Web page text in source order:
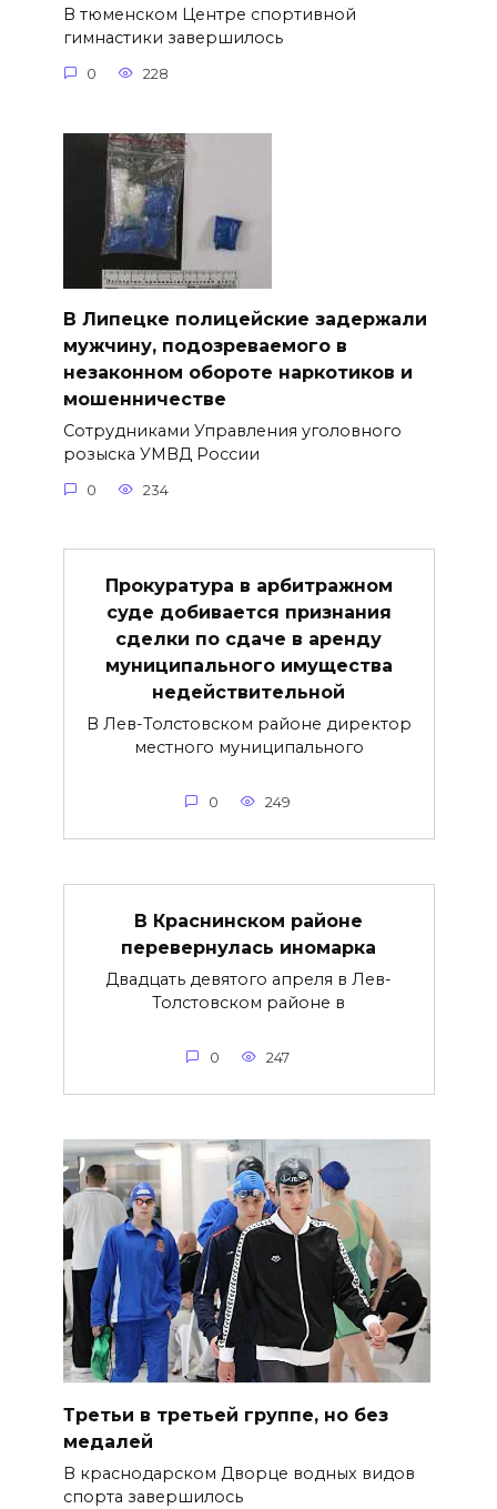
В тюменском Центре спортивной
гимнастики завершилось
0 228
В Липецке полицейские задержали
мужчину, подозреваемого в
незаконном обороте наркотиков и
мошенничестве
Сотрудниками Управления уголовного
розыска УМВД России
0 234
Прокуратура в арбитражном
суде добивается признания
сделки по сдаче в аренду
муниципального имущества
недействительной
В Лев-Толстовском районе директор
местного муниципального
0 249
В Краснинском районе
перевернулась иномарка
Двадцать девятого апреля в Лев-
Толстовском районе в
0 247
Третьи в третьей группе, но без
медалей
В краснодарском Дворце водных видов
спорта завершилось